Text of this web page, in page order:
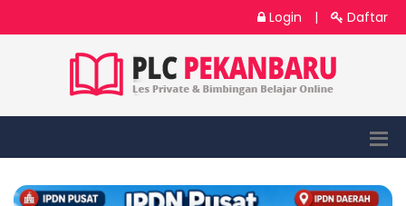
Login | Daftar